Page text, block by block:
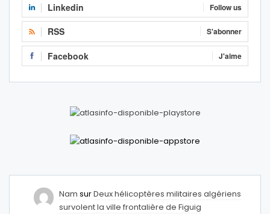
Linkedin Follow us
RSS S'abonner
Facebook J'aime
Nam surDeux hélicoptères militaires algériens
survolent la ville frontalière de Figuig